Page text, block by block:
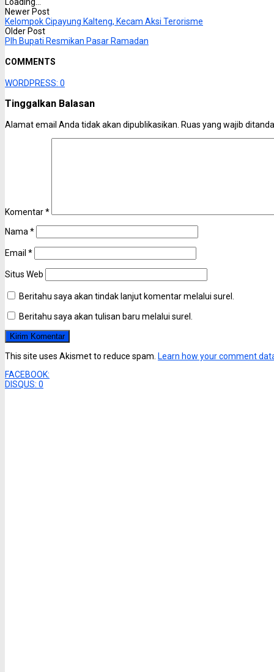
Newer Post
Kelompok Cipayung Kalteng, Kecam Aksi Terorisme
Older Post
Plh Bupati Resmikan Pasar Ramadan
COMMENTS
WORDPRESS: 0
Tinggalkan Balasan
Alamat email Anda tidak akan dipublikasikan. Ruas yang wajib
Komentar*
Nama *
Email *
Situs Web
Beritahu saya akan tindak lanjut komentar melalui surel.
Beritahu saya akan tulisan baru melalui surel.
This site uses Akismet to reduce spam. Learn how your comment
FACEBOOK:
DISQUS: 0